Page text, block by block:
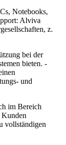
Notebooks,
Alviva
z.
bei der
bieten. -
und
im Bereich
Kunden
vollständigen